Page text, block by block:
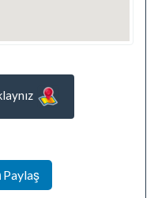
Paylaş